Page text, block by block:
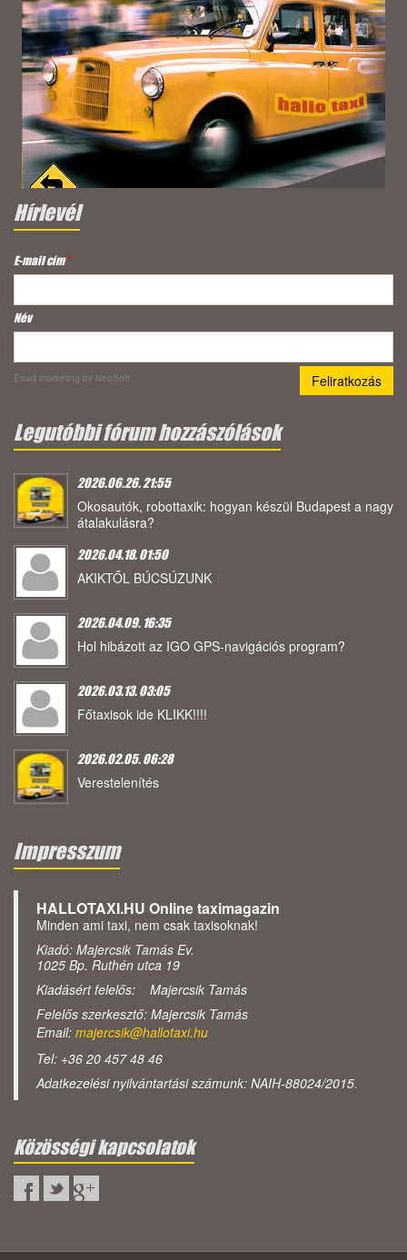
Hírlevél
E-mail cím*
Név
Email marketing by NeoSoft
Legutóbbi fórum hozzászólások
2026.06.26. 21:55
Okosautók, robottaxik: hogyan készül Budapest a nagy
átalakulásra?
2026.04.18. 01:50
AKIKTŐL BÚCSÚZUNK
2026.04.09. 16:35
Hol hibázott az IGO GPS-navigációs program?
2026.03.13. 03:05
Főtaxisok ide KLIKK!!!!
2026.02.05. 06:28
Verestelenítés
Impresszum
HALLOTAXI.HU Online taximagazin
Minden ami taxi, nem csak taxisoknak!
Kiadó: Majercsik Tamás Ev.
1025 Bp. Ruthén utca 19
Kiadásért felelős: Majercsik Tamás
Felelős szerkesztő: Majercsik Tamás
Email: majercsik@hallotaxi.hu
Tel: +36 20 457 48 46
Adatkezelési nyilvántartási számunk: NAIH-88024/2015.
Közösségi kapcsolatok